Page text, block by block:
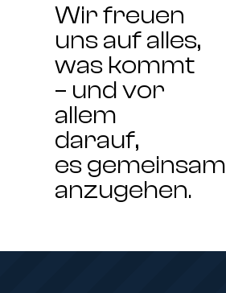
Wir freuen
uns auf alles,
was kommt
– und vor
allem
darauf,
esgemeinsam
anzugehen.